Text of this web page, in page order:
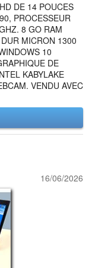
DE 14 POUCES
PROCESSEUR
8 GO RAM
MICRON 1300
10
DE
KABYLAKE
VENDU AVEC
16/06/2026